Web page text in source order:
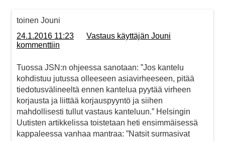
toinen Jouni
24.1.2016 11:23
Vastaus käyttäjän Jouni
kommenttiin
Tuossa JSN:n ohjeessa sanotaan: ”Jos kantelu
kohdistuu jutussa olleeseen asiavirheeseen, pitää
tiedotusvälineeltä ennen kantelua pyytää virheen
korjausta ja liittää korjauspyyntö ja siihen
mahdollisesti tullut vastaus kanteluun.” Helsingin
Uutisten artikkelissa toistetaan heti ensimmäisessä
kappaleessa vanhaa mantraa: ”Natsit surmasivat